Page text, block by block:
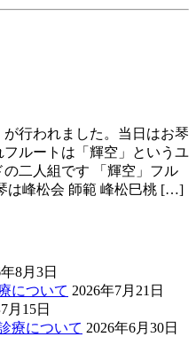
行われました。当日はお琴
ルートは「輝空」というユ
二人組です 「輝空」フル
は峰松会 師範 峰松巳桃 […]
8月3日
について 2026年7月21日
月15日
療について 2026年6月30日